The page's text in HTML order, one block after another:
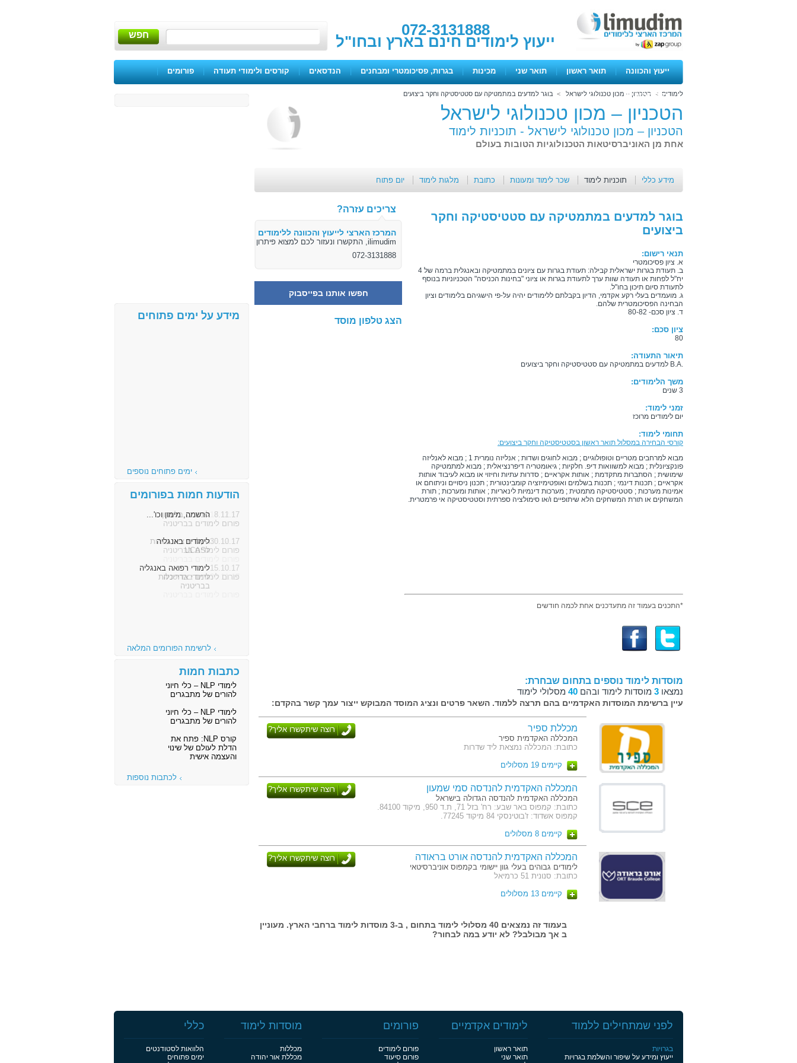
072-3131888
ייעוץ לימודים חינם בארץ ובחו"ל חפש
ייעוץ והכוונה | תואר ראשון | תואר שני | מכינות | בגרות, פסיכומטרי ומבחנים | הנדסאים | קורסים ולימודי תעודה | פורומים |
ימים פתוחיםלימודים > הטכניון – מכון טכנולוגי לישראל > בוגר למדעים במתמטיקה עם סטטיסטיקה וחקר ביצועים
הטכניון – מכון טכנולוגי לישראל
הטכניון – מכון טכנולוגי לישראל - תוכניות לימוד
אחת מן האוניברסיטאות הטכנולוגיות הטובות בעולם
מידע כללי תוכניות לימוד שכר לימוד ומעונות כתובת מלגות לימוד יום פתוח
צריכים עזרה?
המרכז הארצי לייעוץ והכוונה ללימודים
ilimudim, התקשרו ונעזור לכם למצוא פיתרון
072-3131888
חפשו אותנו בפייסבוק
הצג טלפון מוסד
בוגר למדעים במתמטיקה עם סטטיסטיקה וחקר
ביצועים
תנאי רישום:
א. ציון פסיכומטרי
ב. תעודת בגרות ישראלית קבילה: תעודת בגרות עם ציונים במתמטיקה ובאנגלית ברמה של 4
יח"ל לפחות או תעודה שוות ערך לתעודת בגרות או ציוני "בחינות הכניסה" הטכניוניות בנוסף
לתעודת סיום תיכון בחו"ל.
ג. מועמדים בעלי רקע אקדמי, הדיון בקבלתם ללימודים יהיה על-פי הישגיהם בלימודים וציון
הבחינה הפסיכומטרית שלהם.
ד. ציון סכם- 80-82
ציון סכם:
80
תיאור התעודה:
.B.A למדעים במתמטיקה עם סטטיסטיקה וחקר ביצועים
משך הלימודים:
3 שנים
זמני לימוד:
יום לימודים מרוכז
תחומי לימוד:
קורסי הבחירה במסלול תואר ראשון בסטטיסטיקה וחקר ביצועים:
מבוא למרחבים מטריים וטופולוגיים ; מבוא לחוגים ושדות ; אנליזה נומרית 1 ; מבוא לאנליזה
פונקציונלית ; מבוא למשוואות דיפ. חלקיות ; גיאומטריה דיפרנציאלית ; מבוא למתמטיקה
שימושית ; הסתברות מתקדמת ; אותות אקראיים ; סדרות עתיות וחיזוי או מבוא לעיבוד אותות
אקראיים ; תכנות דינמי ; תכנות בשלמים ואופטימיזציה קומבינטורית ; תכנון ניסויים וניתוחם או
אמינות מערכות ; סטטיסטיקה מתמטית ; מערכות דינמיות לינאריות ; אותות ומערכות ; תורת
המשחקים או תורת המשחקים הלא שיתופיים ו/או סימולציה ספרתית וסטטיסטיקה אי פרמטרית.
*התכנים בעמוד זה מתעדכנים אחת לכמה חודשים
מוסדות לימוד נוספים בתחום שבחרת:
נמצאו 3 מוסדות לימוד ובהם 40 מסלולי לימוד
עיין ברשימת המוסדות האקדמיים בהם תרצה ללמוד. השאר פרטים ונציג המוסד המבוקש ייצור עמך קשר בהקדם:
מכללת ספיר
המכללה האקדמית ספיר
כתובת: המכללה נמצאת ליד שדרות
רוצה שיתקשרו אליך?
קיימים 19 מסלולים
המכללה האקדמית להנדסה סמי שמעון
המכללה האקדמית להנדסה הגדולה בישראל
כתובת: קמפוס באר שבע: רח' בזל 71, ת.ד 950, מיקוד 84100.
קמפוס אשדוד: ז'בוטינסקי 84 מיקוד 77245.
רוצה שיתקשרו אליך?
קיימים 8 מסלולים
המכללה האקדמית להנדסה אורט בראודה
לימודים גבוהים בעלי גוון יישומי בקמפוס אוניברסיטאי
כתובת: סנונית 51 כרמיאל
רוצה שיתקשרו אליך?
קיימים 13 מסלולים
בעמוד זה נמצאים 40 מסלולי לימוד בתחום , ב-3 מוסדות לימוד ברחבי הארץ. מעוניין
ב אך מבולבל? לא יודע במה לבחור?
מידע על ימים פתוחים
ימים פתוחים נוספים
הודעות חמות בפורומים
8.11.17 הרשמה, מימון וכו'...
פורום לימודים בבריטניה
30.10.17לימודים באנגליה
פורום לימודים בבריטניה
15.10.17לימודי רפואה באנגליה
פורום לימודים בבריטניה
לרשימת הפורומים המלאה
כתבות חמות
לימודי NLP – כלי חיוני
להורים של מתבגרים
לימודי NLP – כלי חיוני
להורים של מתבגרים
קורס NLP: פתח את
הדלת לעולם של שינוי
והעצמה אישית
לכתבות נוספות
לפני שמתחילים ללמוד
בגרויות
ייעוץ ומידע על שיפור והשלמת בגרויות
לימודים אקדמיים
תואר ראשון
תואר שני
פורומים
פורום לימודים
פורום סיעוד
מוסדות לימוד
מכללות
מכללת אור יהודה
כללי
הלוואות לסטודנטים
ימים פתוחים